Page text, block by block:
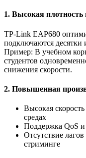
1. Высокая
TP-Link EAP680
подключаются десятки
Пример: В учебном
студентов
снижения скорости.
2. Повышенная
Высокая
средах
Поддержка QoS и
Отсутствие
стриминге